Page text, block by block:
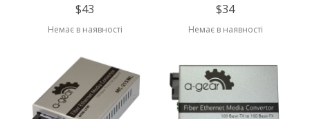
$43
Немає в наявності
$34
Немає в наявності